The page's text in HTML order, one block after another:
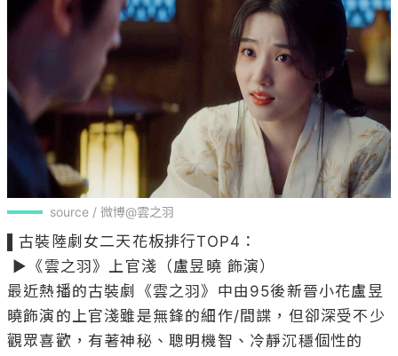
source / 微博@雲之羽
▌古裝陸劇女二天花板排行TOP4：
最近熱播的古裝劇《雲之羽》中由95後新晉小花盧昱
曉飾演的上官淺雖是無鋒的細作/間諜，但卻深受不少
觀眾喜歡，有著神秘、聰明機智、冷靜沉穩個性的